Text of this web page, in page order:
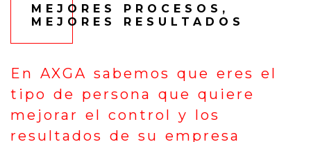
MEJORES PROCESOS,
MEJORES RESULTADOS
En AXGA sabemos que eres el
tipo de persona que quiere
mejorar el control y los
resultados de su empresa